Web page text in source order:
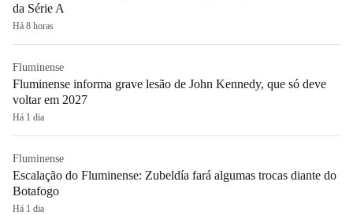
da Série A
Há 8 horas
Fluminense
Fluminense informa grave lesão de John Kennedy, que só deve
voltar em 2027
Há 1 dia
Fluminense
Escalação do Fluminense: Zubeldía fará algumas trocas diante do
Botafogo
Há 1 dia